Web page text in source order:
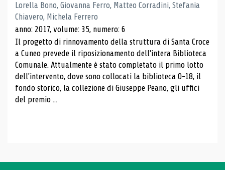
Lorella Bono, Giovanna Ferro, Matteo Corradini, Stefania
Chiavero, Michela Ferrero
anno: 2017, volume: 35, numero: 6
Il progetto di rinnovamento della struttura di Santa Croce
a Cuneo prevede il riposizionamento dell'intera Biblioteca
Comunale. Attualmente è stato completato il primo lotto
dell'intervento, dove sono collocati la biblioteca 0-18, il
fondo storico, la collezione di Giuseppe Peano, gli uffici
del premio ...